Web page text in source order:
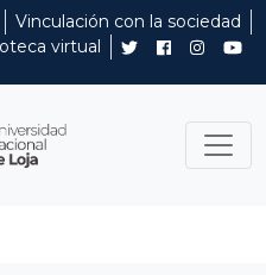
Vinculación con la sociedad
virtual